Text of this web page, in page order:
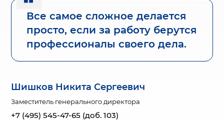
Все самое сложное делается
просто, если за работу берутся
профессионалы своего дела.
Шишков Никита Сергеевич
Заместитель генерального директора
+7 (495) 545-47-65 (доб. 103)